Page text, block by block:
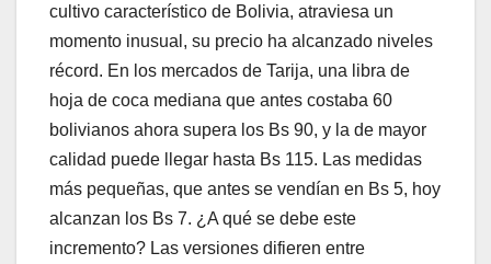
cultivo característico de Bolivia, atraviesa un
momento inusual, su precio ha alcanzado niveles
récord. En los mercados de Tarija, una libra de
hoja de coca mediana que antes costaba 60
bolivianos ahora supera los Bs 90, y la de mayor
calidad puede llegar hasta Bs 115. Las medidas
más pequeñas, que antes se vendían en Bs 5, hoy
alcanzan los Bs 7. ¿A qué se debe este
incremento? Las versiones difieren entre